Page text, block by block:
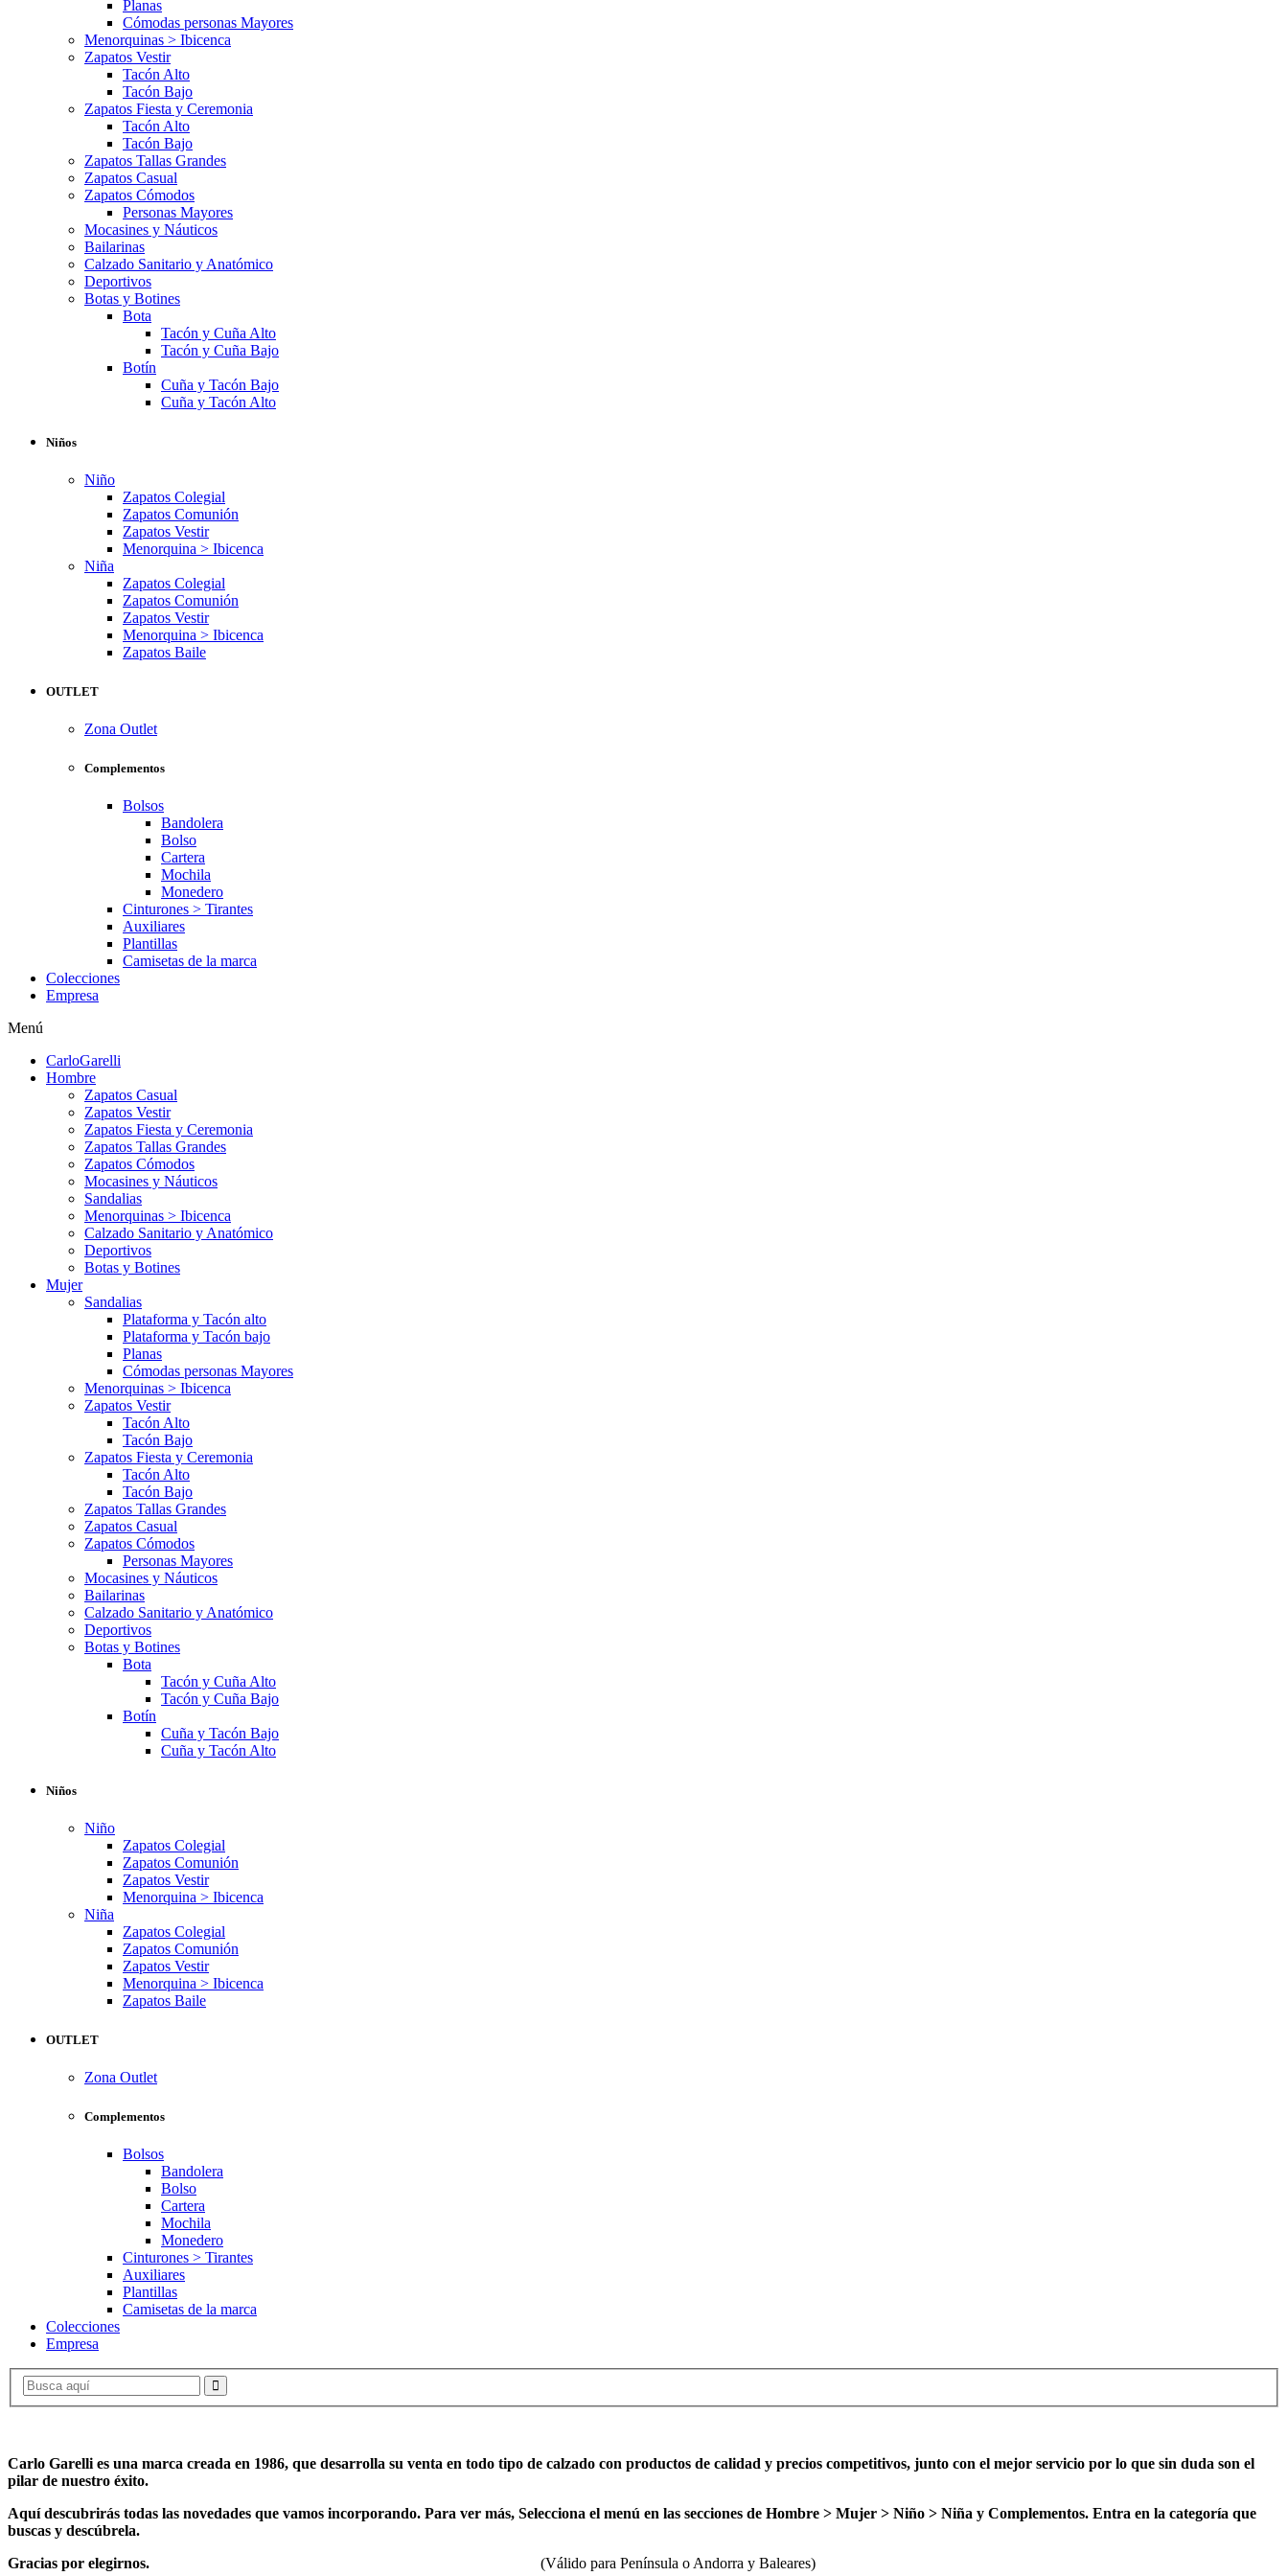
Planas
Cómodas personas Mayores
Menorquinas > Ibicenca
Zapatos Vestir
Tacón Alto
Tacón Bajo
Zapatos Fiesta y Ceremonia
Tacón Alto
Tacón Bajo
Zapatos Tallas Grandes
Zapatos Casual
Zapatos Cómodos
Personas Mayores
Mocasines y Náuticos
Bailarinas
Calzado Sanitario y Anatómico
Deportivos
Botas y Botines
Bota
Tacón y Cuña Alto
Tacón y Cuña Bajo
Botín
Cuña y Tacón Bajo
Cuña y Tacón Alto
Niños
Niño
Zapatos Colegial
Zapatos Comunión
Zapatos Vestir
Menorquina > Ibicenca
Niña
Zapatos Colegial
Zapatos Comunión
Zapatos Vestir
Menorquina > Ibicenca
Zapatos Baile
OUTLET
Zona Outlet
Complementos
Bolsos
Bandolera
Bolso
Cartera
Mochila
Monedero
Cinturones > Tirantes
Auxiliares
Plantillas
Camisetas de la marca
Colecciones
Empresa
Menú
CarloGarelli
Hombre
Zapatos Casual
Zapatos Vestir
Zapatos Fiesta y Ceremonia
Zapatos Tallas Grandes
Zapatos Cómodos
Mocasines y Náuticos
Sandalias
Menorquinas > Ibicenca
Calzado Sanitario y Anatómico
Deportivos
Botas y Botines
Mujer
Sandalias
Plataforma y Tacón alto
Plataforma y Tacón bajo
Planas
Cómodas personas Mayores
Menorquinas > Ibicenca
Zapatos Vestir
Tacón Alto
Tacón Bajo
Zapatos Fiesta y Ceremonia
Tacón Alto
Tacón Bajo
Zapatos Tallas Grandes
Zapatos Casual
Zapatos Cómodos
Personas Mayores
Mocasines y Náuticos
Bailarinas
Calzado Sanitario y Anatómico
Deportivos
Botas y Botines
Bota
Tacón y Cuña Alto
Tacón y Cuña Bajo
Botín
Cuña y Tacón Bajo
Cuña y Tacón Alto
Niños
Niño
Zapatos Colegial
Zapatos Comunión
Zapatos Vestir
Menorquina > Ibicenca
Niña
Zapatos Colegial
Zapatos Comunión
Zapatos Vestir
Menorquina > Ibicenca
Zapatos Baile
OUTLET
Zona Outlet
Complementos
Bolsos
Bandolera
Bolso
Cartera
Mochila
Monedero
Cinturones > Tirantes
Auxiliares
Plantillas
Camisetas de la marca
Colecciones
Empresa
Carlo Garelli es una marca creada en 1986, que desarrolla su venta en todo tipo de calzado con productos de calidad y precios competitivos, junto con el mejor servicio por lo que sin duda son el
pilar de nuestro éxito.
Aquí descubrirás todas las novedades que vamos incorporando. Para ver más, Selecciona el menú en las secciones de Hombre > Mujer > Niño > Niña y Complementos. Entra en la categoría que
buscas y descúbrela.
Gracias por elegirnos. (Válido para Península o Andorra y Baleares)